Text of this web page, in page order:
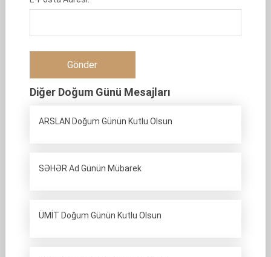
Diğer Doğum Günü Mesajları
ARSLAN Doğum Günün Kutlu Olsun
SƏHƏR Ad Günün Mübarek
ÜMİT Doğum Günün Kutlu Olsun